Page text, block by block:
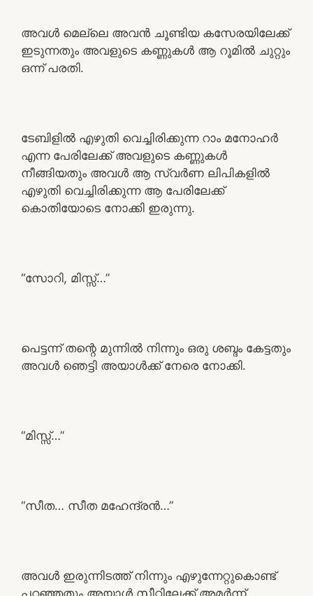
അവൾ മെല്ലെ അവൻ ചൂണ്ടിയ കസേരയിലേക്ക്
ഇടുന്നതും അവളുടെ കണ്ണുകൾ ആ റൂമിൽ ചുറ്റും
ഒന്ന് പരതി.
ടേബിളിൽ എഴുതി വെച്ചിരിക്കുന്ന റാം മനോഹർ
എന്ന പേരിലേക്ക് അവളുടെ കണ്ണുകൾ
നീങ്ങിയതും അവൾ ആ സ്വർണ ലിപികളിൽ
എഴുതി വെച്ചിരിക്കുന്ന ആ പേരിലേക്ക്
കൊതിയോടെ നോക്കി ഇരുന്നു.
“സോറി, മിസ്സ്‌…”
പെട്ടന്ന് തന്റെ മുന്നിൽ നിന്നും ഒരു ശബ്ദം കേട്ടതും
അവൾ ഞെട്ടി അയാൾക്ക് നേരെ നോക്കി.
“മിസ്സ്‌…”
“സീത… സീത മഹേന്ദ്രൻ…”
അവൾ ഇരുന്നിടത്ത് നിന്നും എഴുന്നേറ്റുകൊണ്ട്
പറഞ്ഞതും അയാൾ സീറ്റിലേക്ക് അമർന്ന്